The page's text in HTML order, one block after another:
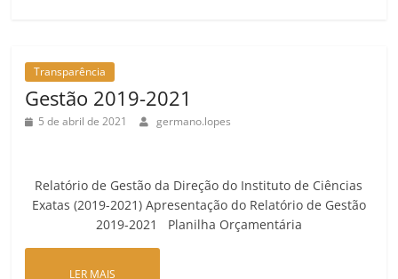
Transparência
Gestão 2019-2021
5 de abril de 2021 germano.lopes
Relatório de Gestão da Direção do Instituto de Ciências
Exatas (2019-2021) Apresentação do Relatório de Gestão
2019-2021 Planilha Orçamentária
LER MAIS